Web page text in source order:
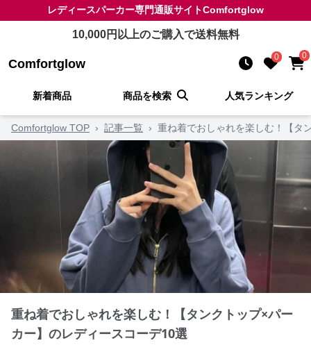
レディースパーカー専門通販サイトComfortglow
10,000円以上のご購入で送料無料
Comfortglow 0 0
新着商品 商品を検索 人気ランキング
Comfortglow TOP › 記事一覧 › 重ね着でおしゃれを楽しむ！【タ
重ね着でおしゃれを楽しむ！【タンクトップ×パー
カー】のレディースコーデ10選